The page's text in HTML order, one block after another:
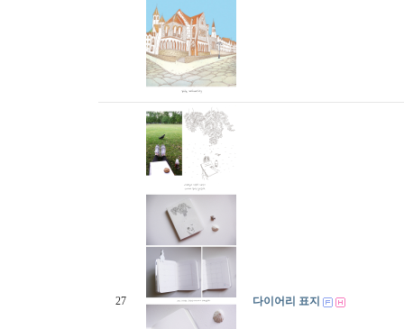
27 다이어리 표지